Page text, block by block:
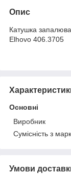
Опис
Катушка
Elhovo 406.3705
Основні
Виробник
Сумісність з
Умови